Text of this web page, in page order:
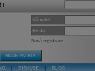
|
Uživatel:
Heslo:
Nová registrace
MOJE PATRIA
DISKUSE BLOG